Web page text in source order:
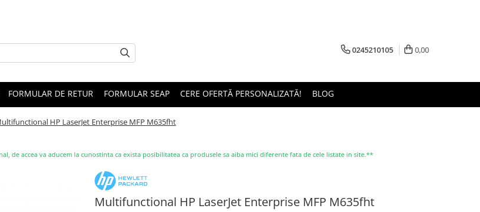
0245210105 0,00
FORMULAR DE RETUR FORMULAR SEAP CERE OFERTĂ PERSONALIZATĂ! BLOG
HP LaserJet Enterprise MFP M635fht
de accea va aducem la cunostinta ca exista posibilitatea ca produsele sa aiba mici diferente fata de cele listate in site.**
Multifunctional HP LaserJet Enterprise MFP M635fht